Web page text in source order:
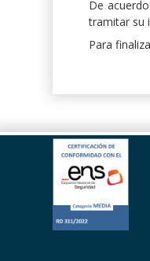
De
tramitar su
Para